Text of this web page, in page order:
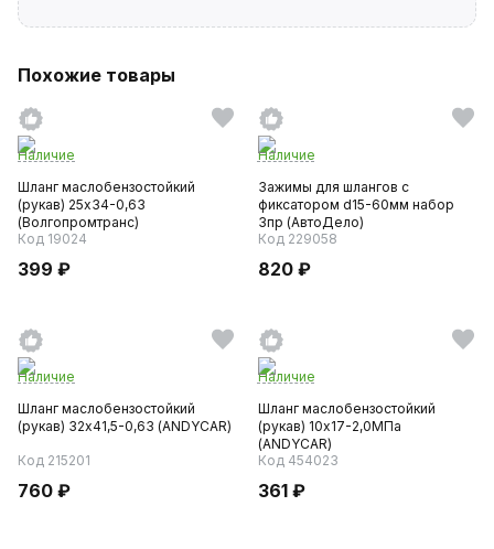
Похожие товары
Наличие
Шланг маслобензостойкий
(рукав) 25х34-0,63
(Волгопромтранс)
Код 19024
399 ₽
Наличие
Зажимы для шлангов с
фиксатором d15-60мм набор
3пр (АвтоДело)
Код 229058
820 ₽
Наличие
Шланг маслобензостойкий
(рукав) 32х41,5-0,63 (ANDYCAR)
Код 215201
760 ₽
Наличие
Шланг маслобензостойкий
(рукав) 10х17-2,0МПа
(ANDYCAR)
Код 454023
361 ₽